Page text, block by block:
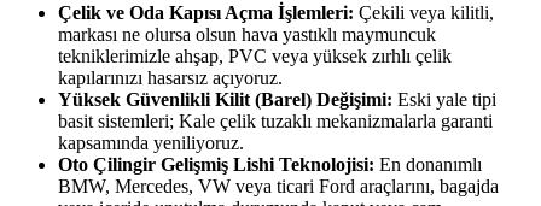
Çelik ve Oda Kapısı Açma İşlemleri: Çekili veya kilitli,
markası ne olursa olsun hava yastıklı maymuncuk
tekniklerimizle ahşap, PVC veya yüksek zırhlı çelik
kapılarınızı hasarsız açıyoruz.
Yüksek Güvenlikli Kilit (Barel) Değişimi: Eski yale tipi
basit sistemleri; Kale çelik tuzaklı mekanizmalarla garanti
kapsamında yeniliyoruz.
Oto Çilingir Gelişmiş Lishi Teknolojisi: En donanımlı
BMW, Mercedes, VW veya ticari Ford araçlarını, bagajda